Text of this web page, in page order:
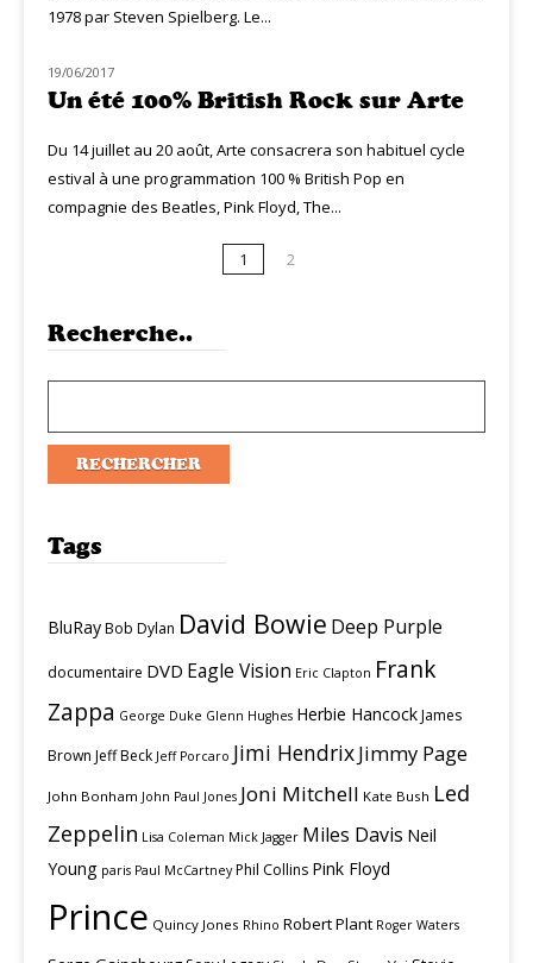
1978 par Steven Spielberg. Le...
MUZIQ NEWS
19/06/2017
Un été 100% British Rock sur Arte
Du 14 juillet au 20 août, Arte consacrera son habituel cycle
estival à une programmation 100 % British Pop en
compagnie des Beatles, Pink Floyd, The...
1 2
Recherche..
Tags
BluRayBob Dylan David Bowie Deep Purple
documentaire DVD Eagle Vision Eric Clapton Frank
Zappa George Duke Glenn Hughes Herbie HancockJames
Brown Jeff Beck Jeff Porcaro Jimi HendrixJimmy Page
John Bonham John Paul Jones Joni Mitchell Kate Bush Led
Zeppelin Lisa Coleman Mick Jagger Miles Davis Neil
Young paris Paul McCartney Phil Collins Pink Floyd
Prince Quincy Jones Rhino Robert Plant Roger Waters